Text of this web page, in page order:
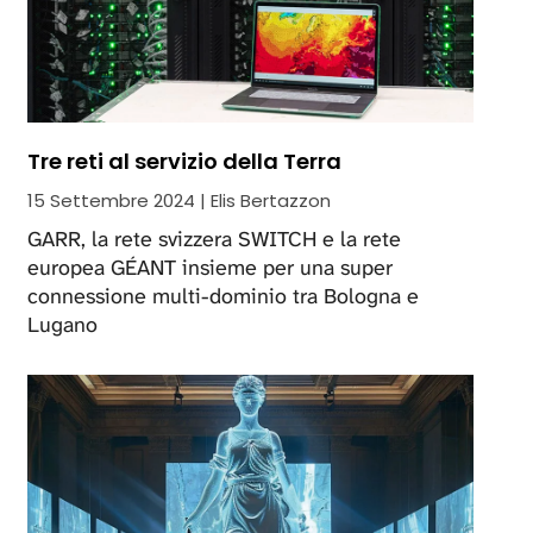
Tre reti al servizio della Terra
15 Settembre 2024 | Elis Bertazzon
GARR, la rete svizzera SWITCH e la rete
europea GÉANT insieme per una super
connessione multi-dominio tra Bologna e
Lugano